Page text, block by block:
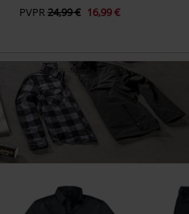
PVPR24,99 € 16,99 €